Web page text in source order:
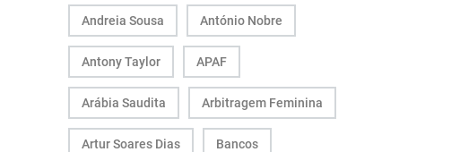
Andreia Sousa António Nobre
Antony Taylor APAF
Arábia Saudita Arbitragem Feminina
Artur Soares Dias Bancos